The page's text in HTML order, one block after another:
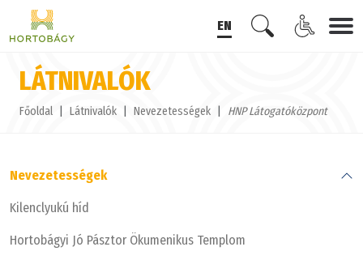
EN
LÁTNIVALÓK
Főoldal Látnivalók Nevezetességek HNP Látogatóközpont
Nevezetességek
Kilenclyukú híd
Hortobágyi Jó Pásztor Ökumenikus Templom